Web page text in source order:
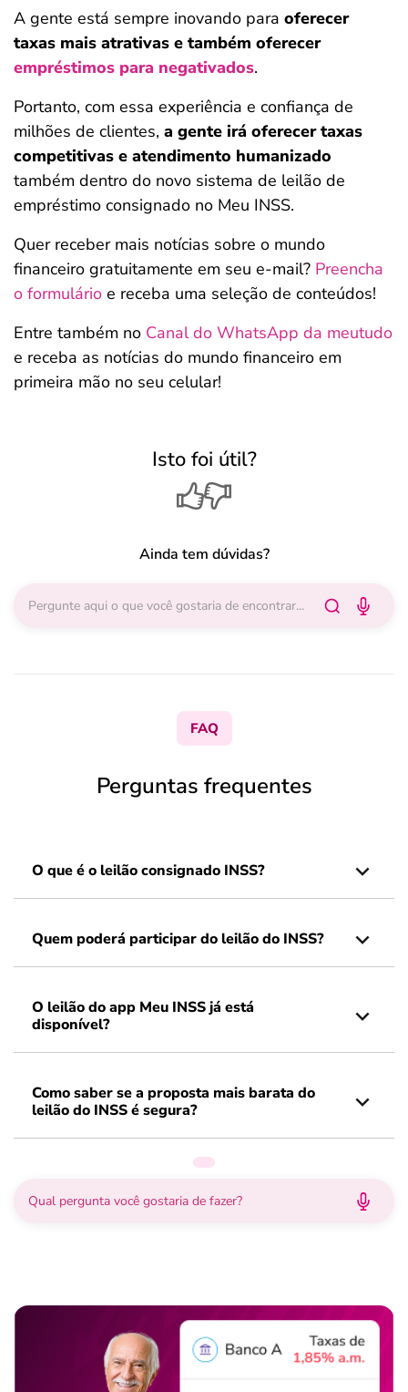
A gente está sempre inovando para oferecer
taxas mais atrativas e também oferecer
empréstimos para negativados.
Portanto, com essa experiência e confiança de
milhões de clientes, a gente irá oferecer taxas
competitivas e atendimento humanizado
também dentro do novo sistema de leilão de
empréstimo consignado no Meu INSS.
Quer receber mais notícias sobre o mundo
financeiro gratuitamente em seu e-mail? Preencha
o formulário e receba uma seleção de conteúdos!
Entre também no Canal do WhatsApp da meutudo
e receba as notícias do mundo financeiro em
primeira mão no seu celular!
Isto foi útil?
Ainda tem dúvidas?
FAQ
Perguntas frequentes
O que é o leilão consignado INSS?
Quem poderá participar do leilão do INSS?
O leilão do app Meu INSS já está
disponível?
Como saber se a proposta mais barata do
leilão do INSS é segura?